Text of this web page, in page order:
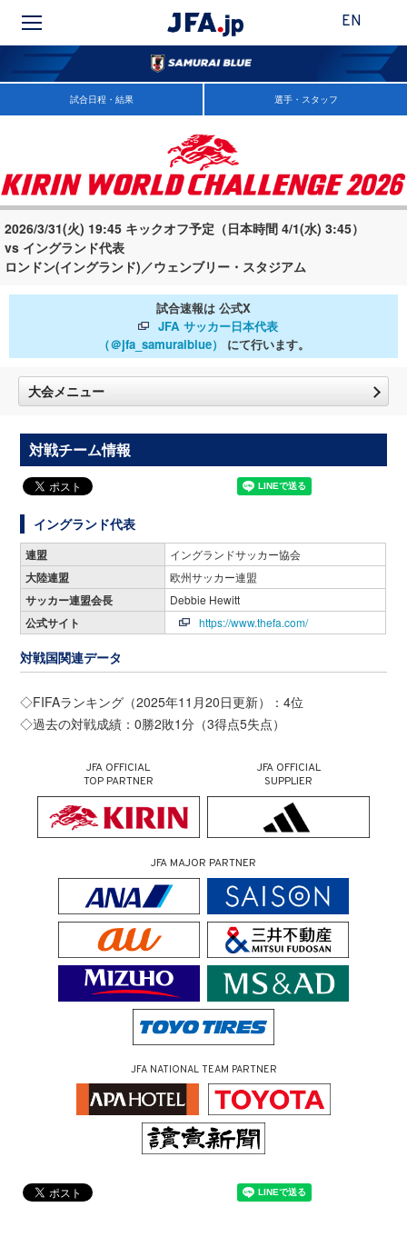
EN
試合日程・結果 選手・スタッフ
2026/3/31(火) 19:45 キックオフ予定（日本時間 4/1(水) 3:45）
vs イングランド代表
ロンドン(イングランド)／ウェンブリー・スタジアム
試合速報は 公式X
JFA サッカー日本代表
（＠jfa_samuraiblue）
にて行います。
大会メニュー
対戦チーム情報
イングランド代表
連盟 イングランドサッカー協会
大陸連盟 欧州サッカー連盟
サッカー連盟会長 Debbie Hewitt
公式サイト https://www.thefa.com/
対戦国関連データ
◇FIFAランキング（2025年11月20日更新）：4位
◇過去の対戦成績：0勝2敗1分（3得点5失点）
JFA OFFICIAL
TOP PARTNER
JFA OFFICIAL
SUPPLIER
JFA MAJOR PARTNER
JFA NATIONAL TEAM PARTNER